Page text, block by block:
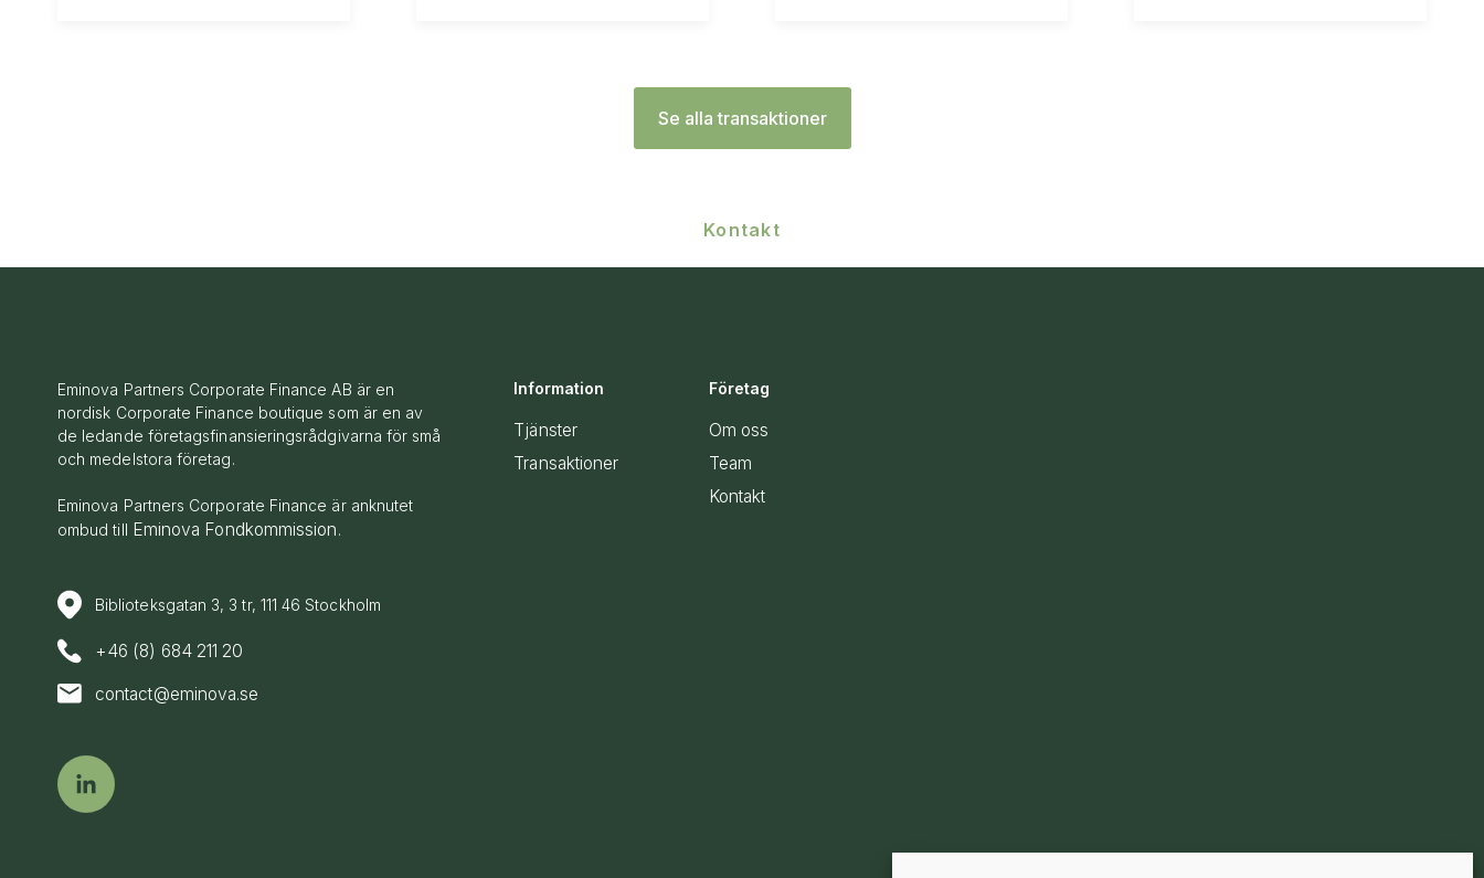
Se alla transaktioner
Kontakt
Eminova Partners Corporate Finance AB är en
nordisk Corporate Finance boutique som är en av
de ledande företagsfinansieringsrådgivarna för små
och medelstora företag.
Eminova Partners Corporate Finance är anknutet
ombud till Eminova Fondkommission.
Biblioteksgatan 3, 3 tr, 111 46 Stockholm
+46 (8) 684 211 20
contact@eminova.se
Information
Tjänster
Transaktioner
Företag
Om oss
Team
Kontakt